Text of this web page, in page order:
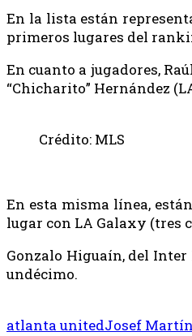
En la lista están
primeros lugares del
En cuanto a jugadores,
“Chicharito” Hernández
Crédito: MLS
En esta misma línea,
lugar con LA Galaxy (tres
Gonzalo Higuaín, del
undécimo.
atlanta unitedJosef